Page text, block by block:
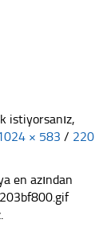
istiyorsanız,
× 583 / 220
en azından